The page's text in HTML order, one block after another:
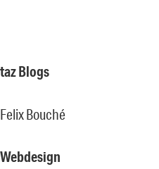
taz Blogs
Felix Bouché
Webdesign